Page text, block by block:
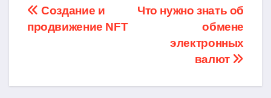
Навигация
по
Что нужно знать об
обмене
электронных
валют
Создание и
продвижение NFT